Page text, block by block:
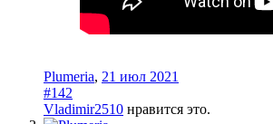
Plumeria, 21 июл 2021
#142
Vladimir2510 нравится это.